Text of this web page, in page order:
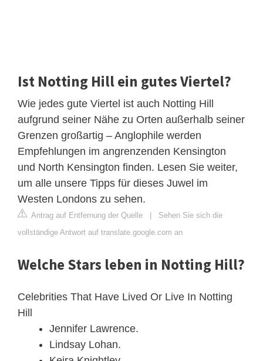
Ist Notting Hill ein gutes Viertel?
Wie jedes gute Viertel ist auch Notting Hill
aufgrund seiner Nähe zu Orten außerhalb seiner
Grenzen großartig – Anglophile werden
Empfehlungen im angrenzenden Kensington
und North Kensington finden. Lesen Sie weiter,
um alle unsere Tipps für dieses Juwel im
Westen Londons zu sehen.
Antrag auf Entfernung der Quelle | Sehen Sie sich die
vollständige Antwort auf translate.google.com an
Welche Stars leben in Notting Hill?
Celebrities That Have Lived Or Live In Notting
Hill
Jennifer Lawrence.
Lindsay Lohan.